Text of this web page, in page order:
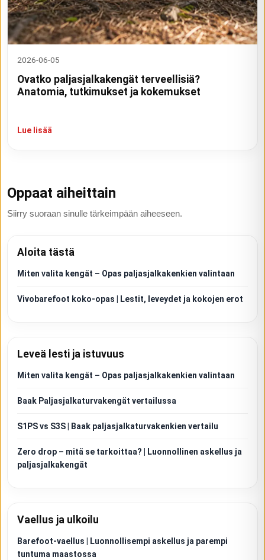
2026-06-05
Ovatko paljasjalkakengät terveellisiä?
Anatomia, tutkimukset ja kokemukset
Lue lisää
Oppaat aiheittain
Siirry suoraan sinulle tärkeimpään aiheeseen.
Aloita tästä
Miten valita kengät – Opas paljasjalkakenkien valintaan
Vivobarefoot koko-opas | Lestit, leveydet ja kokojen erot
Leveä lesti ja istuvuus
Miten valita kengät – Opas paljasjalkakenkien valintaan
Baak Paljasjalkaturvakengät vertailussa
S1PS vs S3S | Baak paljasjalkaturvakenkien vertailu
Zero drop – mitä se tarkoittaa? | Luonnollinen askellus ja
paljasjalkakengät
Vaellus ja ulkoilu
Barefoot-vaellus | Luonnollisempi askellus ja parempi
tuntuma maastossa